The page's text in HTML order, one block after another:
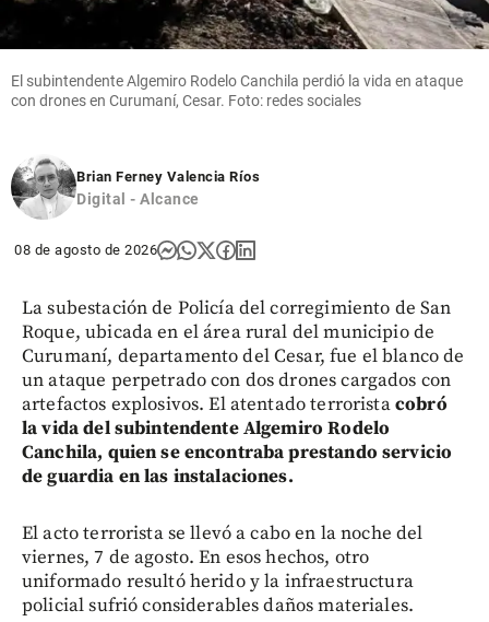
El subintendente Algemiro Rodelo Canchila perdió la vida en ataque
con drones en Curumaní, Cesar. Foto: redes sociales
Brian Ferney Valencia Ríos
Digital - Alcance
08 de agosto de 2026
La subestación de Policía del corregimiento de San
Roque, ubicada en el área rural del municipio de
Curumaní, departamento del Cesar, fue el blanco de
un ataque perpetrado con dos drones cargados con
artefactos explosivos. El atentado terroristacobró
la vida del subintendente Algemiro Rodelo
Canchila, quien se encontraba prestando servicio
de guardia en las instalaciones.
El acto terrorista se llevó a cabo en la noche del
viernes, 7 de agosto. En esos hechos, otro
uniformado resultó herido y la infraestructura
policial sufrió considerables daños materiales.